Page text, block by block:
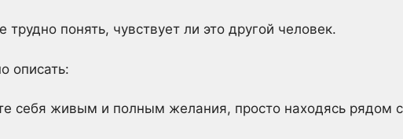
трудно понять, чувствует ли это другой человек.
описать:
себя живым и полным желания, просто находясь рядом